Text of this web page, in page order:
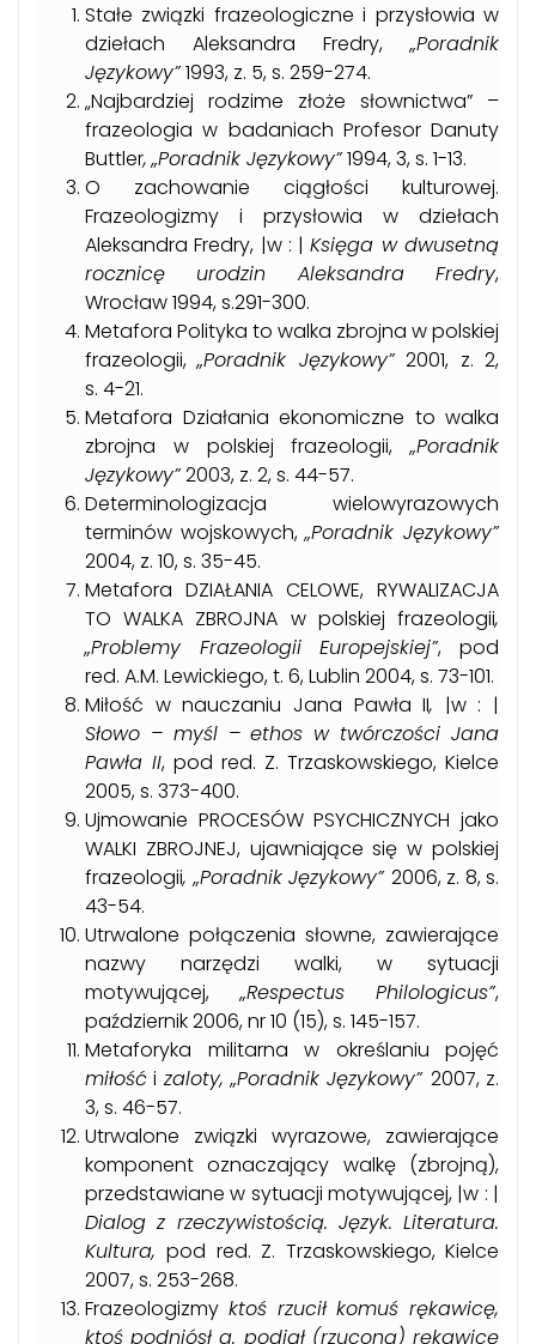
Stałe związki frazeologiczne i przysłowia w
dziełach Aleksandra Fredry,„Poradnik
Językowy”1993, z. 5, s. 259-274.
„Najbardziej rodzime złoże słownictwa” –
frazeologia w badaniach Profesor Danuty
Buttler, „Poradnik Językowy”1994, 3, s. 1-13.
O zachowanie ciągłości kulturowej.
Frazeologizmy i przysłowia w dziełach
Aleksandra Fredry, |w : |Księga w dwusetną
rocznicę urodzin Aleksandra Fredry,
Wrocław 1994, s.291-300.
Metafora Polityka to walka zbrojna w polskiej
frazeologii,„Poradnik Językowy”2001, z. 2,
s. 4-21.
Metafora Działania ekonomiczne to walka
zbrojna w polskiej frazeologii,„Poradnik
Językowy”2003, z. 2, s. 44-57.
Determinologizacja wielowyrazowych
terminów wojskowych,„Poradnik Językowy”
2004, z. 10, s. 35-45.
Metafora DZIAŁANIA CELOWE, RYWALIZACJA
TO WALKA ZBROJNA w polskiej frazeologii,
„Problemy Frazeologii Europejskiej”, pod
red. A.M. Lewickiego, t. 6, Lublin 2004, s. 73-101.
Miłość w nauczaniu Jana Pawła II, |w : |
Słowo – myśl – ethos w twórczości Jana
Pawła II, pod red. Z. Trzaskowskiego, Kielce
2005, s. 373-400.
Ujmowanie PROCESÓW PSYCHICZNYCH jako
WALKI ZBROJNEJ, ujawniające się w polskiej
frazeologii, „Poradnik Językowy” 2006, z. 8, s.
43-54.
Utrwalone połączenia słowne, zawierające
nazwy narzędzi walki, w sytuacji
motywującej,„Respectus Philologicus”,
październik 2006, nr 10 (15), s. 145-157.
Metaforyka militarna w określaniu pojęć
miłość izaloty, „Poradnik Językowy” 2007, z.
3, s. 46-57.
Utrwalone związki wyrazowe, zawierające
komponent oznaczający walkę (zbrojną),
przedstawiane w sytuacji motywującej, |w : |
Dialog z rzeczywistością. Język. Literatura.
Kultura,pod red. Z. Trzaskowskiego, Kielce
2007, s. 253-268.
Frazeologizmy ktoś rzucił komuś rękawicę,
ktoś podniósł a. podjął (rzuconą) rękawicę